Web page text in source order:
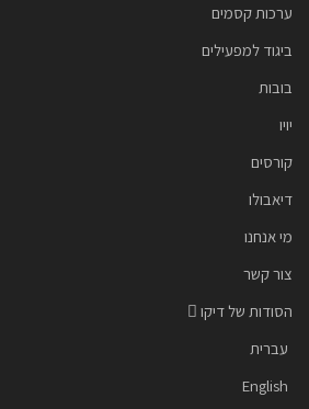
ערכות קסמים
ביגוד למפעילים
בובות
יויו
קורסים
דיאבולו
מי אנחנו
צור קשר
הסודות של דיקו
עברית
English